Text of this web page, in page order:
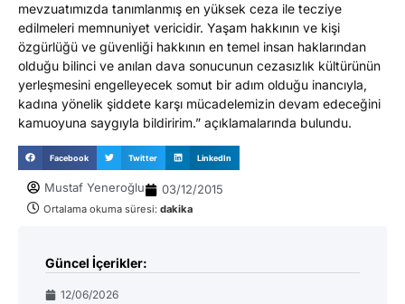
mevzuatımızda tanımlanmış en yüksek ceza ile tecziye
edilmeleri memnuniyet vericidir. Yaşam hakkının ve kişi
özgürlüğü ve güvenliği hakkının en temel insan haklarından
olduğu bilinci ve anılan dava sonucunun cezasızlık kültürünün
yerleşmesini engelleyecek somut bir adım olduğu inancıyla,
kadına yönelik şiddete karşı mücadelemizin devam edeceğini
kamuoyuna saygıyla bildiririm.” açıklamalarında bulundu.
Facebook Twitter LinkedIn
Mustaf Yeneroğlu 03/12/2015
Ortalama okuma süresi: dakika
Güncel İçerikler:
12/06/2026